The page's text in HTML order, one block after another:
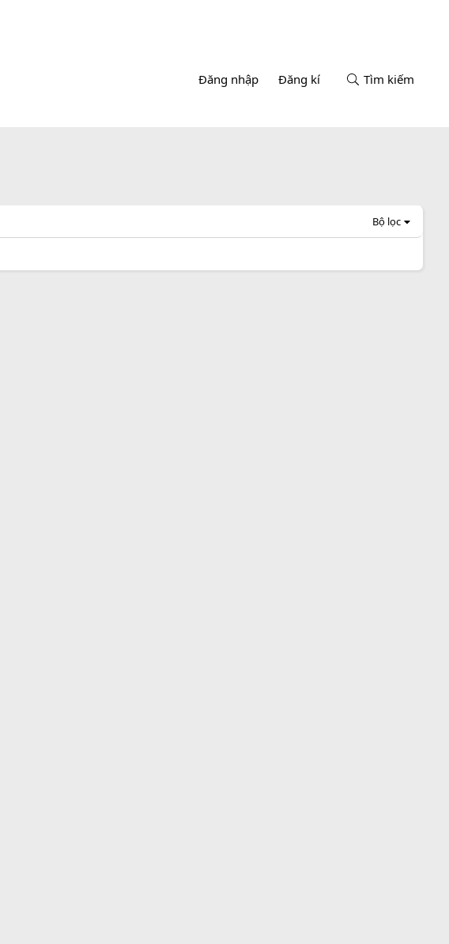
Đăng nhập Đăng kí Tìm kiếm
Bộ lọc